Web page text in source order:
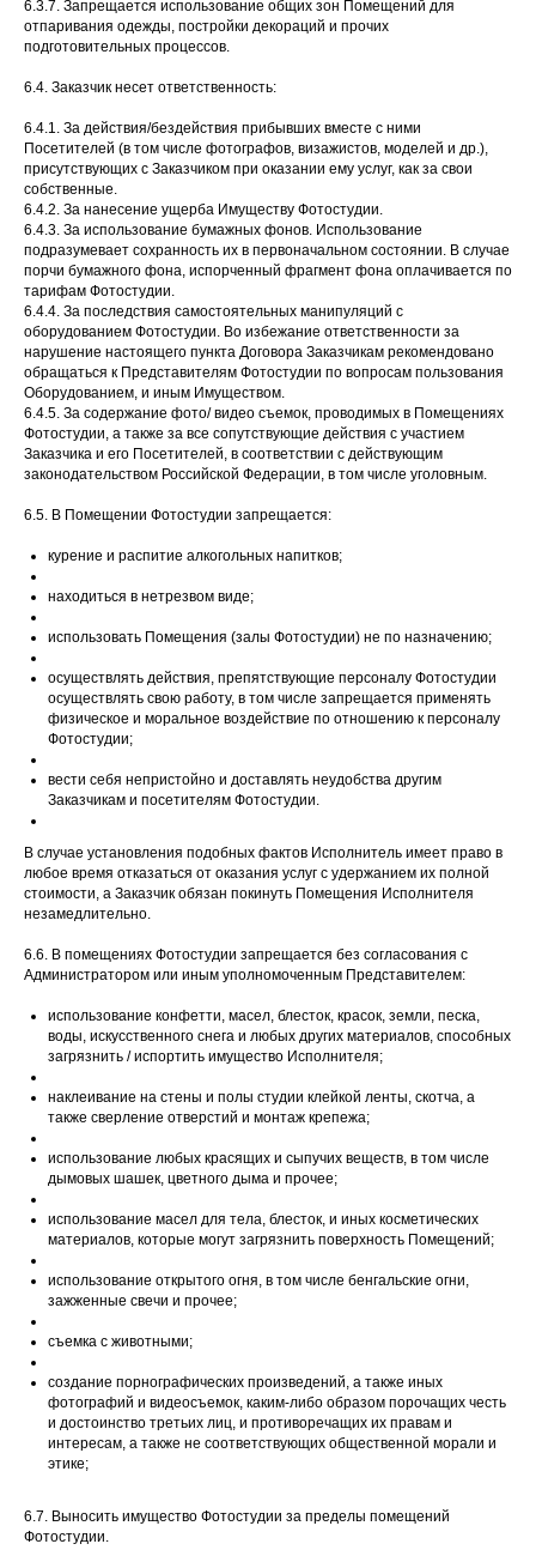
6.3.7. Запрещается использование общих зон Помещений для
отпаривания одежды, постройки декораций и прочих
подготовительных процессов.
6.4. Заказчик несет ответственность:
6.4.1. За действия/бездействия прибывших вместе с ними
Посетителей (в том числе фотографов, визажистов, моделей и др.),
присутствующих с Заказчиком при оказании ему услуг, как за свои
собственные.
6.4.2. За нанесение ущерба Имуществу Фотостудии.
6.4.3. За использование бумажных фонов. Использование
подразумевает сохранность их в первоначальном состоянии. В случае
порчи бумажного фона, испорченный фрагмент фона оплачивается по
тарифам Фотостудии.
6.4.4. За последствия самостоятельных манипуляций с
оборудованием Фотостудии. Во избежание ответственности за
нарушение настоящего пункта Договора Заказчикам рекомендовано
обращаться к Представителям Фотостудии по вопросам пользования
Оборудованием, и иным Имуществом.
6.4.5. За содержание фото/ видео съемок, проводимых в Помещениях
Фотостудии, а также за все сопутствующие действия с участием
Заказчика и его Посетителей, в соответствии с действующим
законодательством Российской Федерации, в том числе уголовным.
6.5. В Помещении Фотостудии запрещается:
курение и распитие алкогольных напитков;
находиться в нетрезвом виде;
использовать Помещения (залы Фотостудии) не по назначению;
осуществлять действия, препятствующие персоналу Фотостудии
осуществлять свою работу, в том числе запрещается применять
физическое и моральное воздействие по отношению к персоналу
Фотостудии;
вести себя непристойно и доставлять неудобства другим
Заказчикам и посетителям Фотостудии.
В случае установления подобных фактов Исполнитель имеет право в
любое время отказаться от оказания услуг с удержанием их полной
стоимости, а Заказчик обязан покинуть Помещения Исполнителя
незамедлительно.
6.6. В помещениях Фотостудии запрещается без согласования с
Администратором или иным уполномоченным Представителем:
использование конфетти, масел, блесток, красок, земли, песка,
воды, искусственного снега и любых других материалов, способных
загрязнить / испортить имущество Исполнителя;
наклеивание на стены и полы студии клейкой ленты, скотча, а
также сверление отверстий и монтаж крепежа;
использование любых красящих и сыпучих веществ, в том числе
дымовых шашек, цветного дыма и прочее;
использование масел для тела, блесток, и иных косметических
материалов, которые могут загрязнить поверхность Помещений;
использование открытого огня, в том числе бенгальские огни,
зажженные свечи и прочее;
съемка с животными;
создание порнографических произведений, а также иных
фотографий и видеосъемок, каким-либо образом порочащих честь
и достоинство третьих лиц, и противоречащих их правам и
интересам, а также не соответствующих общественной морали и
этике;
6.7. Выносить имущество Фотостудии за пределы помещений
Фотостудии.